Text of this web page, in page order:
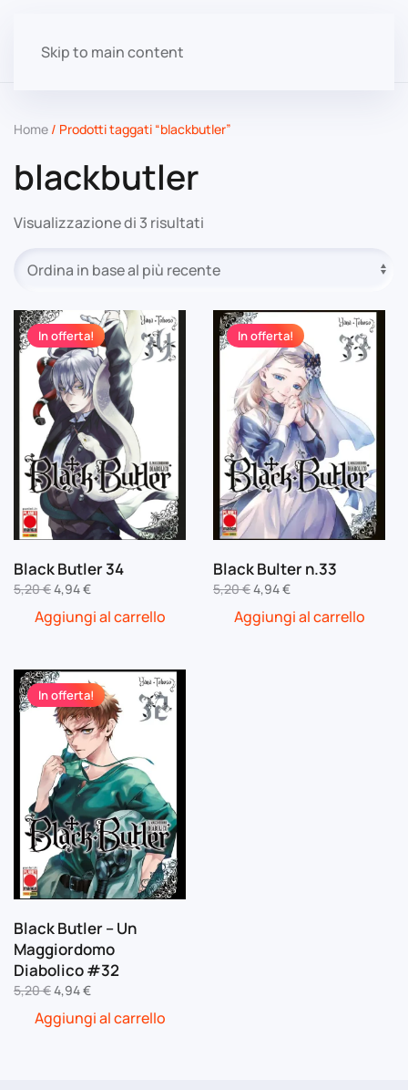
Skip to main content
Home / Prodotti taggati “blackbutler”
blackbutler
Visualizzazione di 3 risultati
al
più
In offerta!
Black Butler 34
5,20€Il
prezzo
originale
4,94€Il
prezzo
attuale
Aggiungi al carrello
In offerta!
Black Bulter n.33
5,20€Il
prezzo
originale
4,94€Il
prezzo
attuale
Aggiungi al carrello
In offerta!
Black Butler – Un
Maggiordomo
Diabolico #32
5,20€Il
prezzo
originale
4,94€Il
prezzo
attuale
Aggiungi al carrello